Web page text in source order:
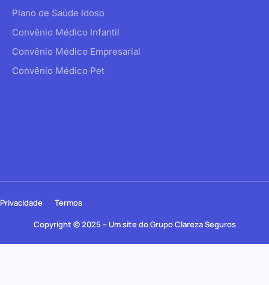
Plano de Saúde Idoso
Convênio Médico Infantil
Convênio Médico Empresarial
Convênio Médico Pet
Copyright © 2025 – Um site do Grupo Clareza Seguros
Privacidade Termos